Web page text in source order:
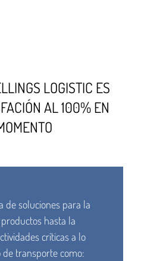
LOGISTIC ES
AL 100% EN
de soluciones para la
hasta la
críticas a lo
transporte como: